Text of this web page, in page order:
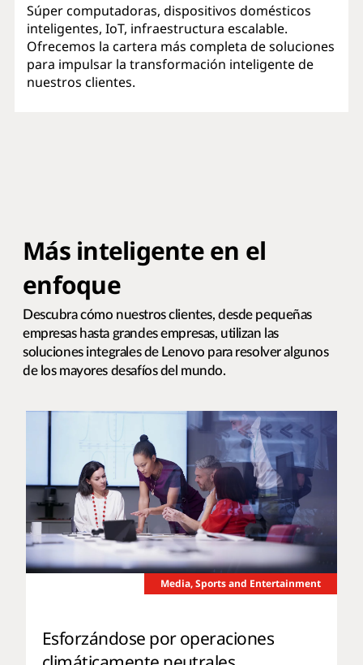
Súper computadoras, dispositivos domésticos
inteligentes, IoT, infraestructura escalable.
Ofrecemos la cartera más completa de soluciones
para impulsar la transformación inteligente de
nuestros clientes.
Más inteligente en el
enfoque
Descubra cómo nuestros clientes, desde pequeñas
empresas hasta grandes empresas, utilizan las
soluciones integrales de Lenovo para resolver algunos
de los mayores desafíos del mundo.
Media, Sports and Entertainment
Esforzándose por operaciones